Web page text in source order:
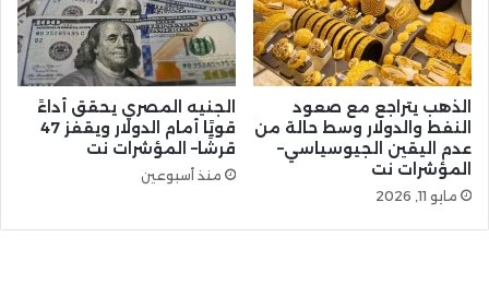
الذهب يتراجع مع صعود
النفط والدولار وسط حالة من
عدم اليقين الجيوسياسي–
المؤشرات نت
مايو 11, 2026
الجنيه المصري يحقق أداءً
قويًا أمام الدولار ويقفز 47
قرشًا– المؤشرات نت
منذ أسبوعين